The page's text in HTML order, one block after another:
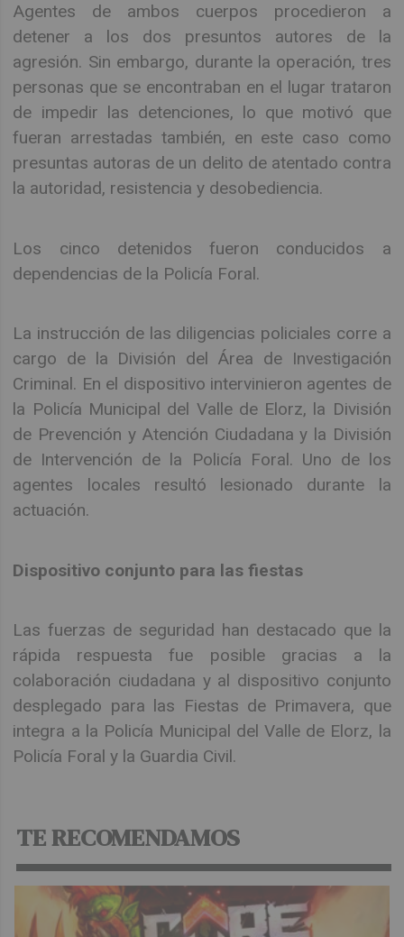
Agentes de ambos cuerpos procedieron a
detener a los dos presuntos autores de la
agresión. Sin embargo, durante la operación, tres
personas que se encontraban en el lugar trataron
de impedir las detenciones, lo que motivó que
fueran arrestadas también, en este caso como
presuntas autoras de un delito de atentado contra
la autoridad, resistencia y desobediencia.
Los cinco detenidos fueron conducidos a
dependencias de la Policía Foral.
La instrucción de las diligencias policiales corre a
cargo de la División del Área de Investigación
Criminal. En el dispositivo intervinieron agentes de
la Policía Municipal del Valle de Elorz, la División
de Prevención y Atención Ciudadana y la División
de Intervención de la Policía Foral. Uno de los
agentes locales resultó lesionado durante la
actuación.
Dispositivo conjunto para las fiestas
Las fuerzas de seguridad han destacado que la
rápida respuesta fue posible gracias a la
colaboración ciudadana y al dispositivo conjunto
desplegado para las Fiestas de Primavera, que
integra a la Policía Municipal del Valle de Elorz, la
Policía Foral y la Guardia Civil.
TE RECOMENDAMOS